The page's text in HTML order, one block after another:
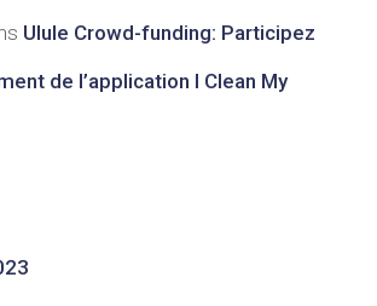
Ulule Crowd-funding: Participez
de l’application I Clean My